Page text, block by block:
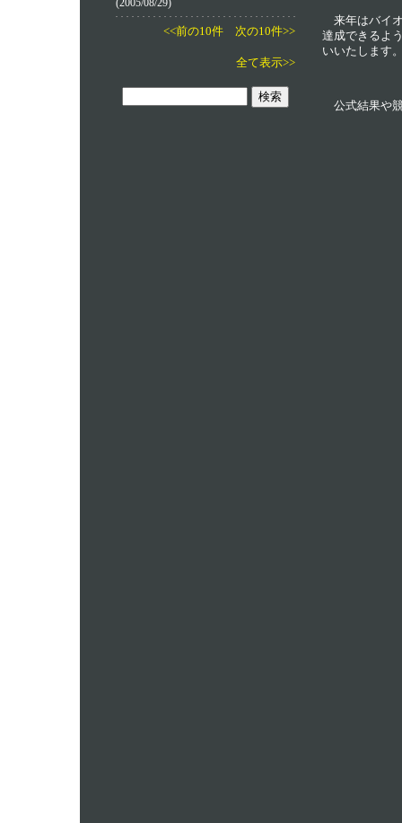
(2005/08/29)
<<前の10件 次の10件>>
全て表示>>
来年はバイ
達成できるよ
いいたします
公式結果や